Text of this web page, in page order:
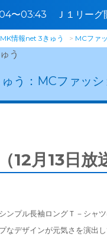
〜03:43 Ｊ１リーグ
情報net 3きゅう MCファ
う： MCファッシ
12月13日放
ンプル長袖ロングＴ－シャ
なデザインが元気さを演出し